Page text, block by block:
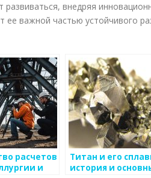
внедряя
ее важной частью устойчивого
расчетов
и
Титан и его
история и